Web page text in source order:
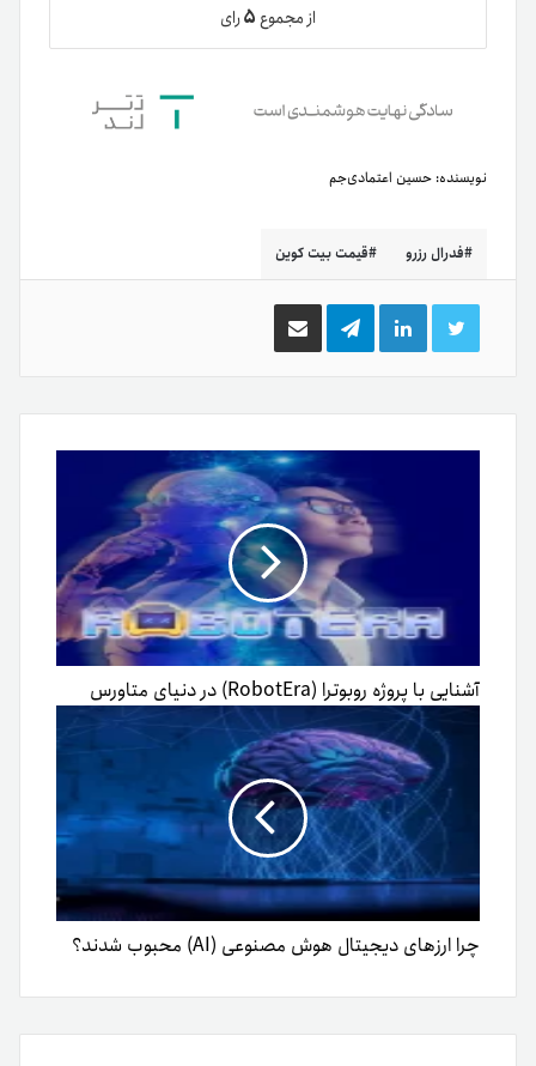
از مجموع۵رای
نویسنده: حسین اعتمادی‌جم
فدرال رزرو قیمت بیت کوین
توییتر لینکدینتلگرام اشتراک
گذاری
ایمیل
آشنایی با پروژه روبوترا (RobotEra) در دنیای متاورس
چرا ارزهای دیجیتال هوش مصنوعی (AI) محبوب شدند؟